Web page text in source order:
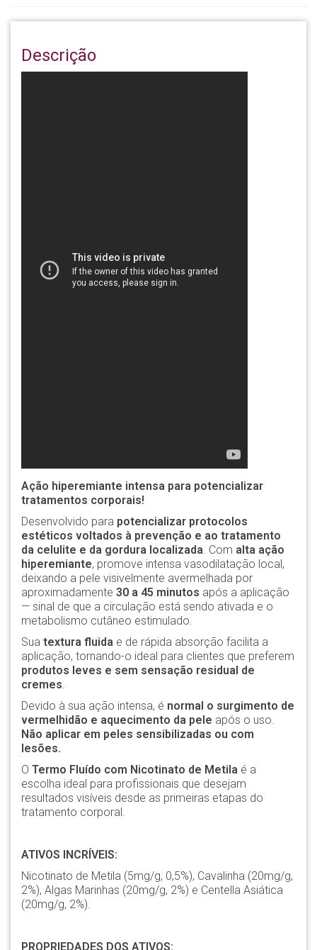
Descrição
Ação hiperemiante intensa para potencializar
tratamentos corporais!
Desenvolvido para potencializar protocolos
estéticos voltados à prevenção e ao tratamento
da celulite e da gordura localizada. Com alta ação
hiperemiante, promove intensa vasodilatação local,
deixando a pele visivelmente avermelhada por
aproximadamente 30 a 45 minutos após a aplicação
— sinal de que a circulação está sendo ativada e o
metabolismo cutâneo estimulado.
Sua textura fluida e de rápida absorção facilita a
aplicação, tornando-o ideal para clientes que preferem
produtos leves e sem sensação residual de
cremes.
Devido à sua ação intensa, é normal o surgimento de
vermelhidão e aquecimento da pele após o uso.
Não aplicar em peles sensibilizadas ou com
lesões.
O Termo Fluído com Nicotinato de Metila é a
escolha ideal para profissionais que desejam
resultados visíveis desde as primeiras etapas do
tratamento corporal.
ATIVOS INCRÍVEIS:
Nicotinato de Metila (5mg/g, 0,5%), Cavalinha (20mg/g,
2%), Algas Marinhas (20mg/g, 2%) e Centella Asiática
(20mg/g, 2%).
PROPRIEDADES DOS ATIVOS: